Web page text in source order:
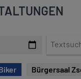
t
Bürgersaal